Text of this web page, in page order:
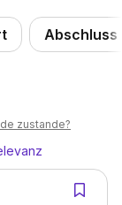
Abschluss
zustande?